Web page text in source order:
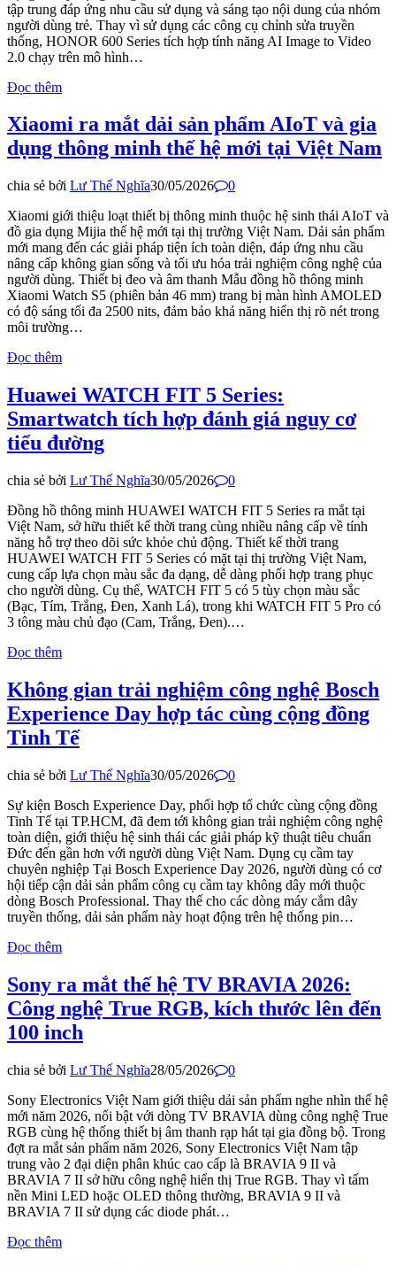
tập trung đáp ứng nhu cầu sử dụng và sáng tạo nội dung của nhóm
người dùng trẻ. Thay vì sử dụng các công cụ chỉnh sửa truyền
thống, HONOR 600 Series tích hợp tính năng AI Image to Video
2.0 chạy trên mô hình…
Đọc thêm
Xiaomi ra mắt dải sản phẩm AIoT và gia
dụng thông minh thế hệ mới tại Việt Nam
chia sẻ bởi Lư Thế Nghĩa30/05/2026
0
Xiaomi giới thiệu loạt thiết bị thông minh thuộc hệ sinh thái AIoT và
đồ gia dụng Mijia thế hệ mới tại thị trường Việt Nam. Dải sản phẩm
mới mang đến các giải pháp tiện ích toàn diện, đáp ứng nhu cầu
nâng cấp không gian sống và tối ưu hóa trải nghiệm công nghệ của
người dùng. Thiết bị đeo và âm thanh Mẫu đồng hồ thông minh
Xiaomi Watch S5 (phiên bản 46 mm) trang bị màn hình AMOLED
có độ sáng tối đa 2500 nits, đảm bảo khả năng hiển thị rõ nét trong
môi trường…
Đọc thêm
Huawei WATCH FIT 5 Series:
Smartwatch tích hợp đánh giá nguy cơ
tiểu đường
chia sẻ bởi Lư Thế Nghĩa30/05/2026
0
Đồng hồ thông minh HUAWEI WATCH FIT 5 Series ra mắt tại
Việt Nam, sở hữu thiết kế thời trang cùng nhiều nâng cấp về tính
năng hỗ trợ theo dõi sức khỏe chủ động. Thiết kế thời trang
HUAWEI WATCH FIT 5 Series có mặt tại thị trường Việt Nam,
cung cấp lựa chọn màu sắc đa dạng, dễ dàng phối hợp trang phục
cho người dùng. Cụ thể, WATCH FIT 5 có 5 tùy chọn màu sắc
(Bạc, Tím, Trắng, Đen, Xanh Lá), trong khi WATCH FIT 5 Pro có
3 tông màu chủ đạo (Cam, Trắng, Đen).…
Đọc thêm
Không gian trải nghiệm công nghệ Bosch
Experience Day hợp tác cùng cộng đồng
Tinh Tế
chia sẻ bởi Lư Thế Nghĩa30/05/2026
0
Sự kiện Bosch Experience Day, phối hợp tổ chức cùng cộng đồng
Tinh Tế tại TP.HCM, đã đem tới không gian trải nghiệm công nghệ
toàn diện, giới thiệu hệ sinh thái các giải pháp kỹ thuật tiêu chuẩn
Đức đến gần hơn với người dùng Việt Nam. Dụng cụ cầm tay
chuyên nghiệp Tại Bosch Experience Day 2026, người dùng có cơ
hội tiếp cận dải sản phẩm công cụ cầm tay không dây mới thuộc
dòng Bosch Professional. Thay thế cho các dòng máy cắm dây
truyền thống, dải sản phẩm này hoạt động trên hệ thống pin…
Đọc thêm
Sony ra mắt thế hệ TV BRAVIA 2026:
Công nghệ True RGB, kích thước lên đến
100 inch
chia sẻ bởi Lư Thế Nghĩa28/05/2026
0
Sony Electronics Việt Nam giới thiệu dải sản phẩm nghe nhìn thế hệ
mới năm 2026, nổi bật với dòng TV BRAVIA dùng công nghệ True
RGB cùng hệ thống thiết bị âm thanh rạp hát tại gia đồng bộ. Trong
đợt ra mắt sản phẩm năm 2026, Sony Electronics Việt Nam tập
trung vào 2 đại diện phân khúc cao cấp là BRAVIA 9 II và
BRAVIA 7 II sở hữu công nghệ hiển thị True RGB. Thay vì tấm
nền Mini LED hoặc OLED thông thường, BRAVIA 9 II và
BRAVIA 7 II sử dụng các diode phát…
Đọc thêm